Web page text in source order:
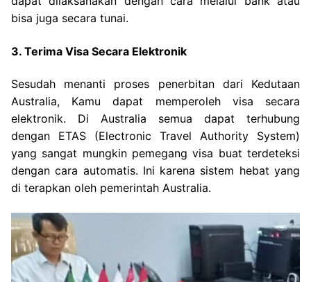
bisa juga secara tunai.
3. Terima Visa Secara Elektronik
Sesudah menanti proses penerbitan dari Kedutaan
Australia, Kamu dapat memperoleh visa secara
elektronik. Di Australia semua dapat terhubung
dengan ETAS (Electronic Travel Authority System)
yang sangat mungkin pemegang visa buat terdeteksi
dengan cara automatis. Ini karena sistem hebat yang
di terapkan oleh pemerintah Australia.